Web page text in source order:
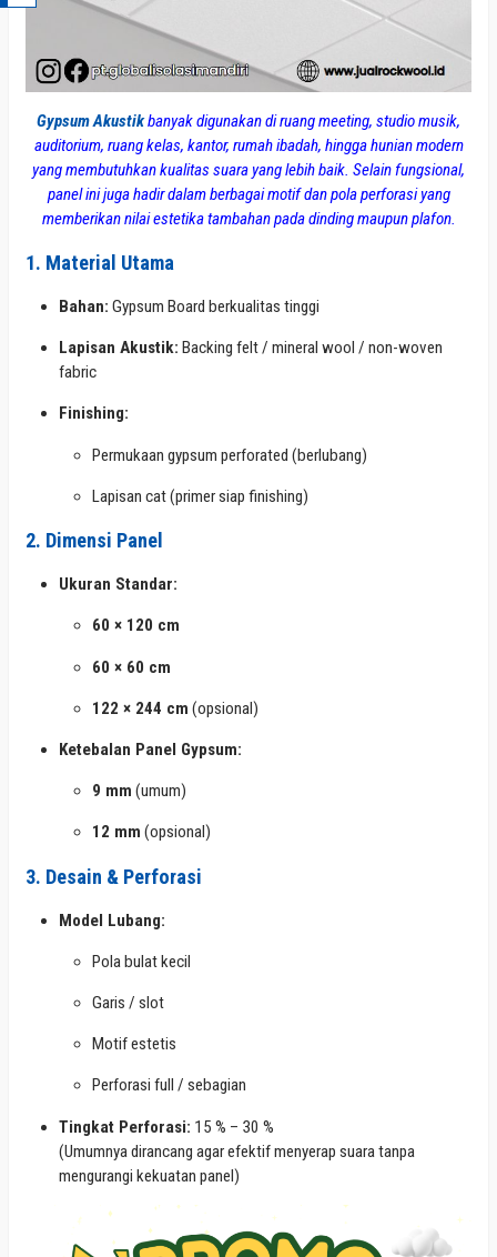
Gypsum Akustikbanyak digunakan di ruang meeting, studio musik,
auditorium, ruang kelas, kantor, rumah ibadah, hingga hunian modern
yang membutuhkan kualitas suara yang lebih baik. Selain fungsional,
panel ini juga hadir dalam berbagai motif dan pola perforasi yang
memberikan nilai estetika tambahan pada dinding maupun plafon.
1. Material Utama
Bahan: Gypsum Board berkualitas tinggi
Lapisan Akustik: Backing felt / mineral wool / non-woven
fabric
Finishing:
Permukaan gypsum perforated (berlubang)
Lapisan cat (primer siap finishing)
2. Dimensi Panel
Ukuran Standar:
60 × 120 cm
60 × 60 cm
122 × 244 cm (opsional)
Ketebalan Panel Gypsum:
9 mm (umum)
12 mm (opsional)
3. Desain & Perforasi
Model Lubang:
Pola bulat kecil
Garis / slot
Motif estetis
Perforasi full / sebagian
Tingkat Perforasi: 15 % – 30 %
(Umumnya dirancang agar efektif menyerap suara tanpa
mengurangi kekuatan panel)